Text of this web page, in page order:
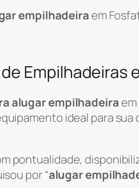
empilhadeiraem
Empilhadeiras
alugar empilhadeiraem
ideal para sua
pontualidade,
por “alugar